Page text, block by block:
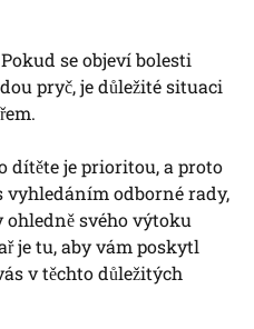
Pokud se objeví bolesti
pryč, je důležité situaci
dítěte je prioritou, a proto
odborné rady,
svého výtoku
je tu, aby vám poskytl
v těchto důležitých